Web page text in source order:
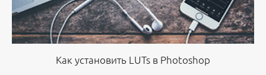
Как установить LUTs в Photoshop